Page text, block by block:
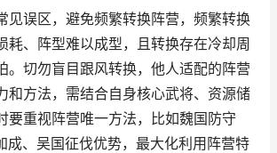
见误区，避免频繁转换阵营，频繁转换
耗、阵型难以成型，且转换存在冷却周
。切勿盲目跟风转换，他人适配的阵营
和方法，需结合自身核心武将、资源储
要重视阵营唯一方法，比如魏国防守
成、吴国征伐优势，最大化利用阵营特